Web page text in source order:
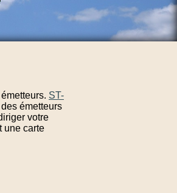
ST-
émetteurs
votre
une carte